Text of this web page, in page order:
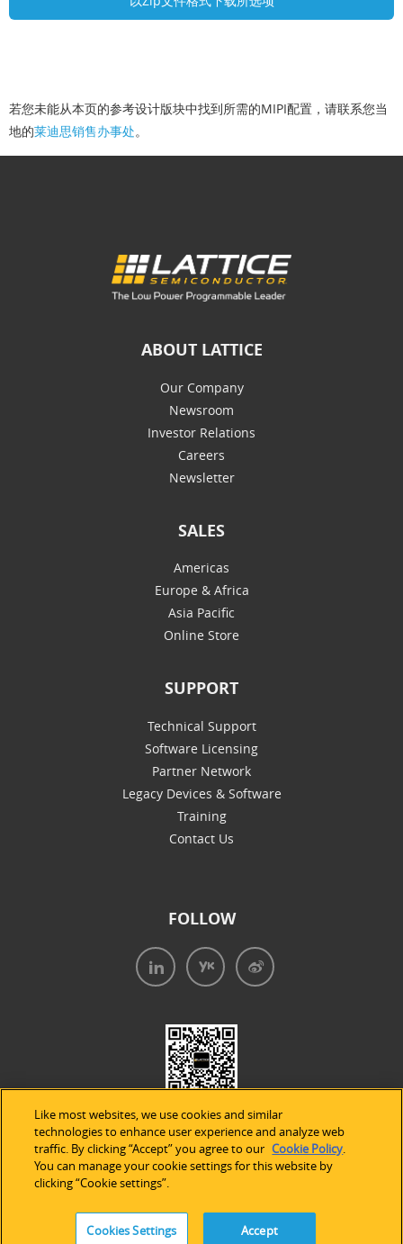
若您未能从本页的参考设计版块中找到所需的MIPI配置，请联系您当
地的莱迪思销售办事处。
ABOUT LATTICE
Our Company
Newsroom
Investor Relations
Careers
Newsletter
SALES
Americas
Europe & Africa
Asia Pacific
Online Store
SUPPORT
Technical Support
Software Licensing
Partner Network
Legacy Devices & Software
Training
Contact Us
FOLLOW
法律声明 隐私条款
Like most websites, we use cookies and similar
technologies to enhance user experience and analyze web
traffic. By clicking “Accept” you agree to our Cookie Policy.
You can manage your cookie settings for this website by
clicking “Cookie settings”.
Cookies Settings Accept